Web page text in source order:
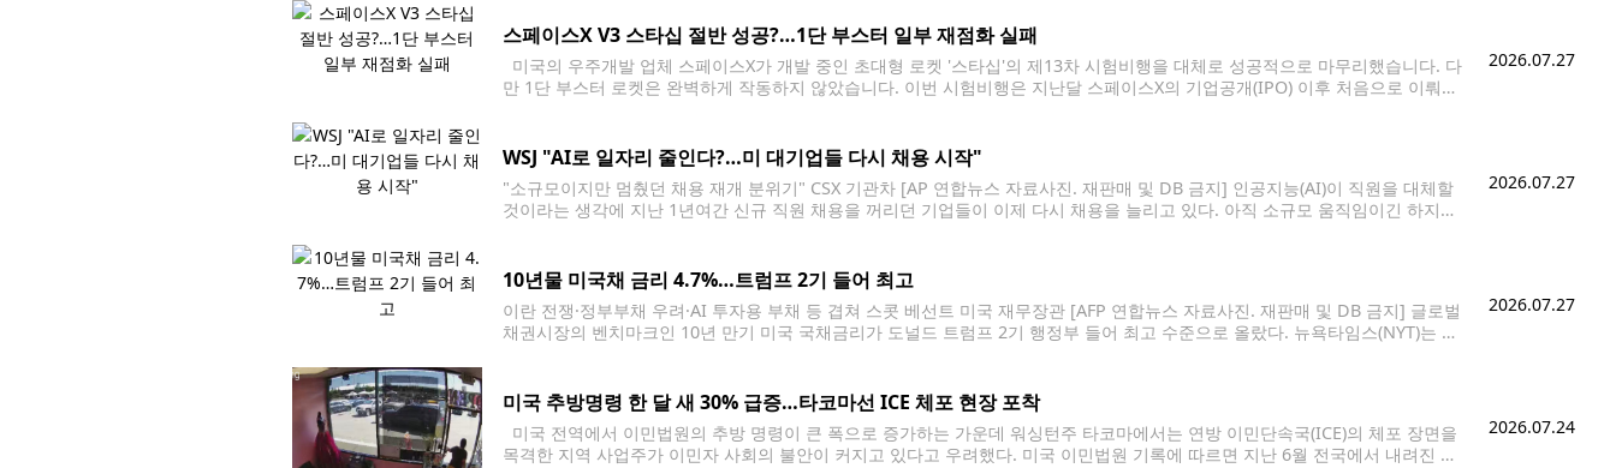
스페이스X V3 스타십 절반 성공?…1단 부스터 일부 재점화 실패
미국의 우주개발 업체 스페이스X가 개발 중인 초대형 로켓 '스타십'의 제13차 시험비행을 대체로 성공적으로 마무리했습니다. 다
만 1단 부스터 로켓은 완벽하게 작동하지 않았습니다. 이번 시험비행은 지난달 스페이스X의 기업공개(IPO) 이후 처음으로 이뤄진
2026.07.27
WSJ "AI로 일자리 줄인다?…미 대기업들 다시 채용 시작"
"소규모이지만 멈췄던 채용 재개 분위기" CSX 기관차 [AP 연합뉴스 자료사진. 재판매 및 DB 금지] 인공지능(AI)이 직원을 대체할
것이라는 생각에 지난 1년여간 신규 직원 채용을 꺼리던 기업들이 이제 다시 채용을 늘리고 있다. 아직 소규모 움직임이긴 하지만,
2026.07.27
10년물 미국채 금리 4.7%…트럼프 2기 들어 최고
이란 전쟁·정부부채 우려·AI 투자용 부채 등 겹쳐 스콧 베선트 미국 재무장관 [AFP 연합뉴스 자료사진. 재판매 및 DB 금지] 글로벌
채권시장의 벤치마크인 10년 만기 미국 국채금리가 도널드 트럼프 2기 행정부 들어 최고 수준으로 올랐다. 뉴욕타임스(NYT)는 트
2026.07.27
미국 추방명령 한 달 새 30% 급증…타코마선 ICE 체포 현장 포착
미국 전역에서 이민법원의 추방 명령이 큰 폭으로 증가하는 가운데 워싱턴주 타코마에서는 연방 이민단속국(ICE)의 체포 장면을
목격한 지역 사업주가 이민자 사회의 불안이 커지고 있다고 우려했다. 미국 이민법원 기록에 따르면 지난 6월 전국에서 내려진 추
2026.07.24